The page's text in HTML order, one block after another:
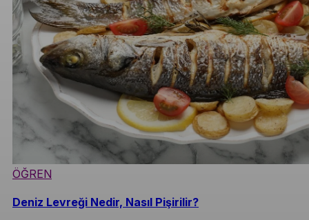
ÖĞREN
Deniz Levreği Nedir, Nasıl Pişirilir?